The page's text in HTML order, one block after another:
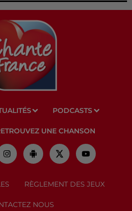
PODCASTS
UNE CHANSON
RÈGLEMENT DES JEUX
NOUS